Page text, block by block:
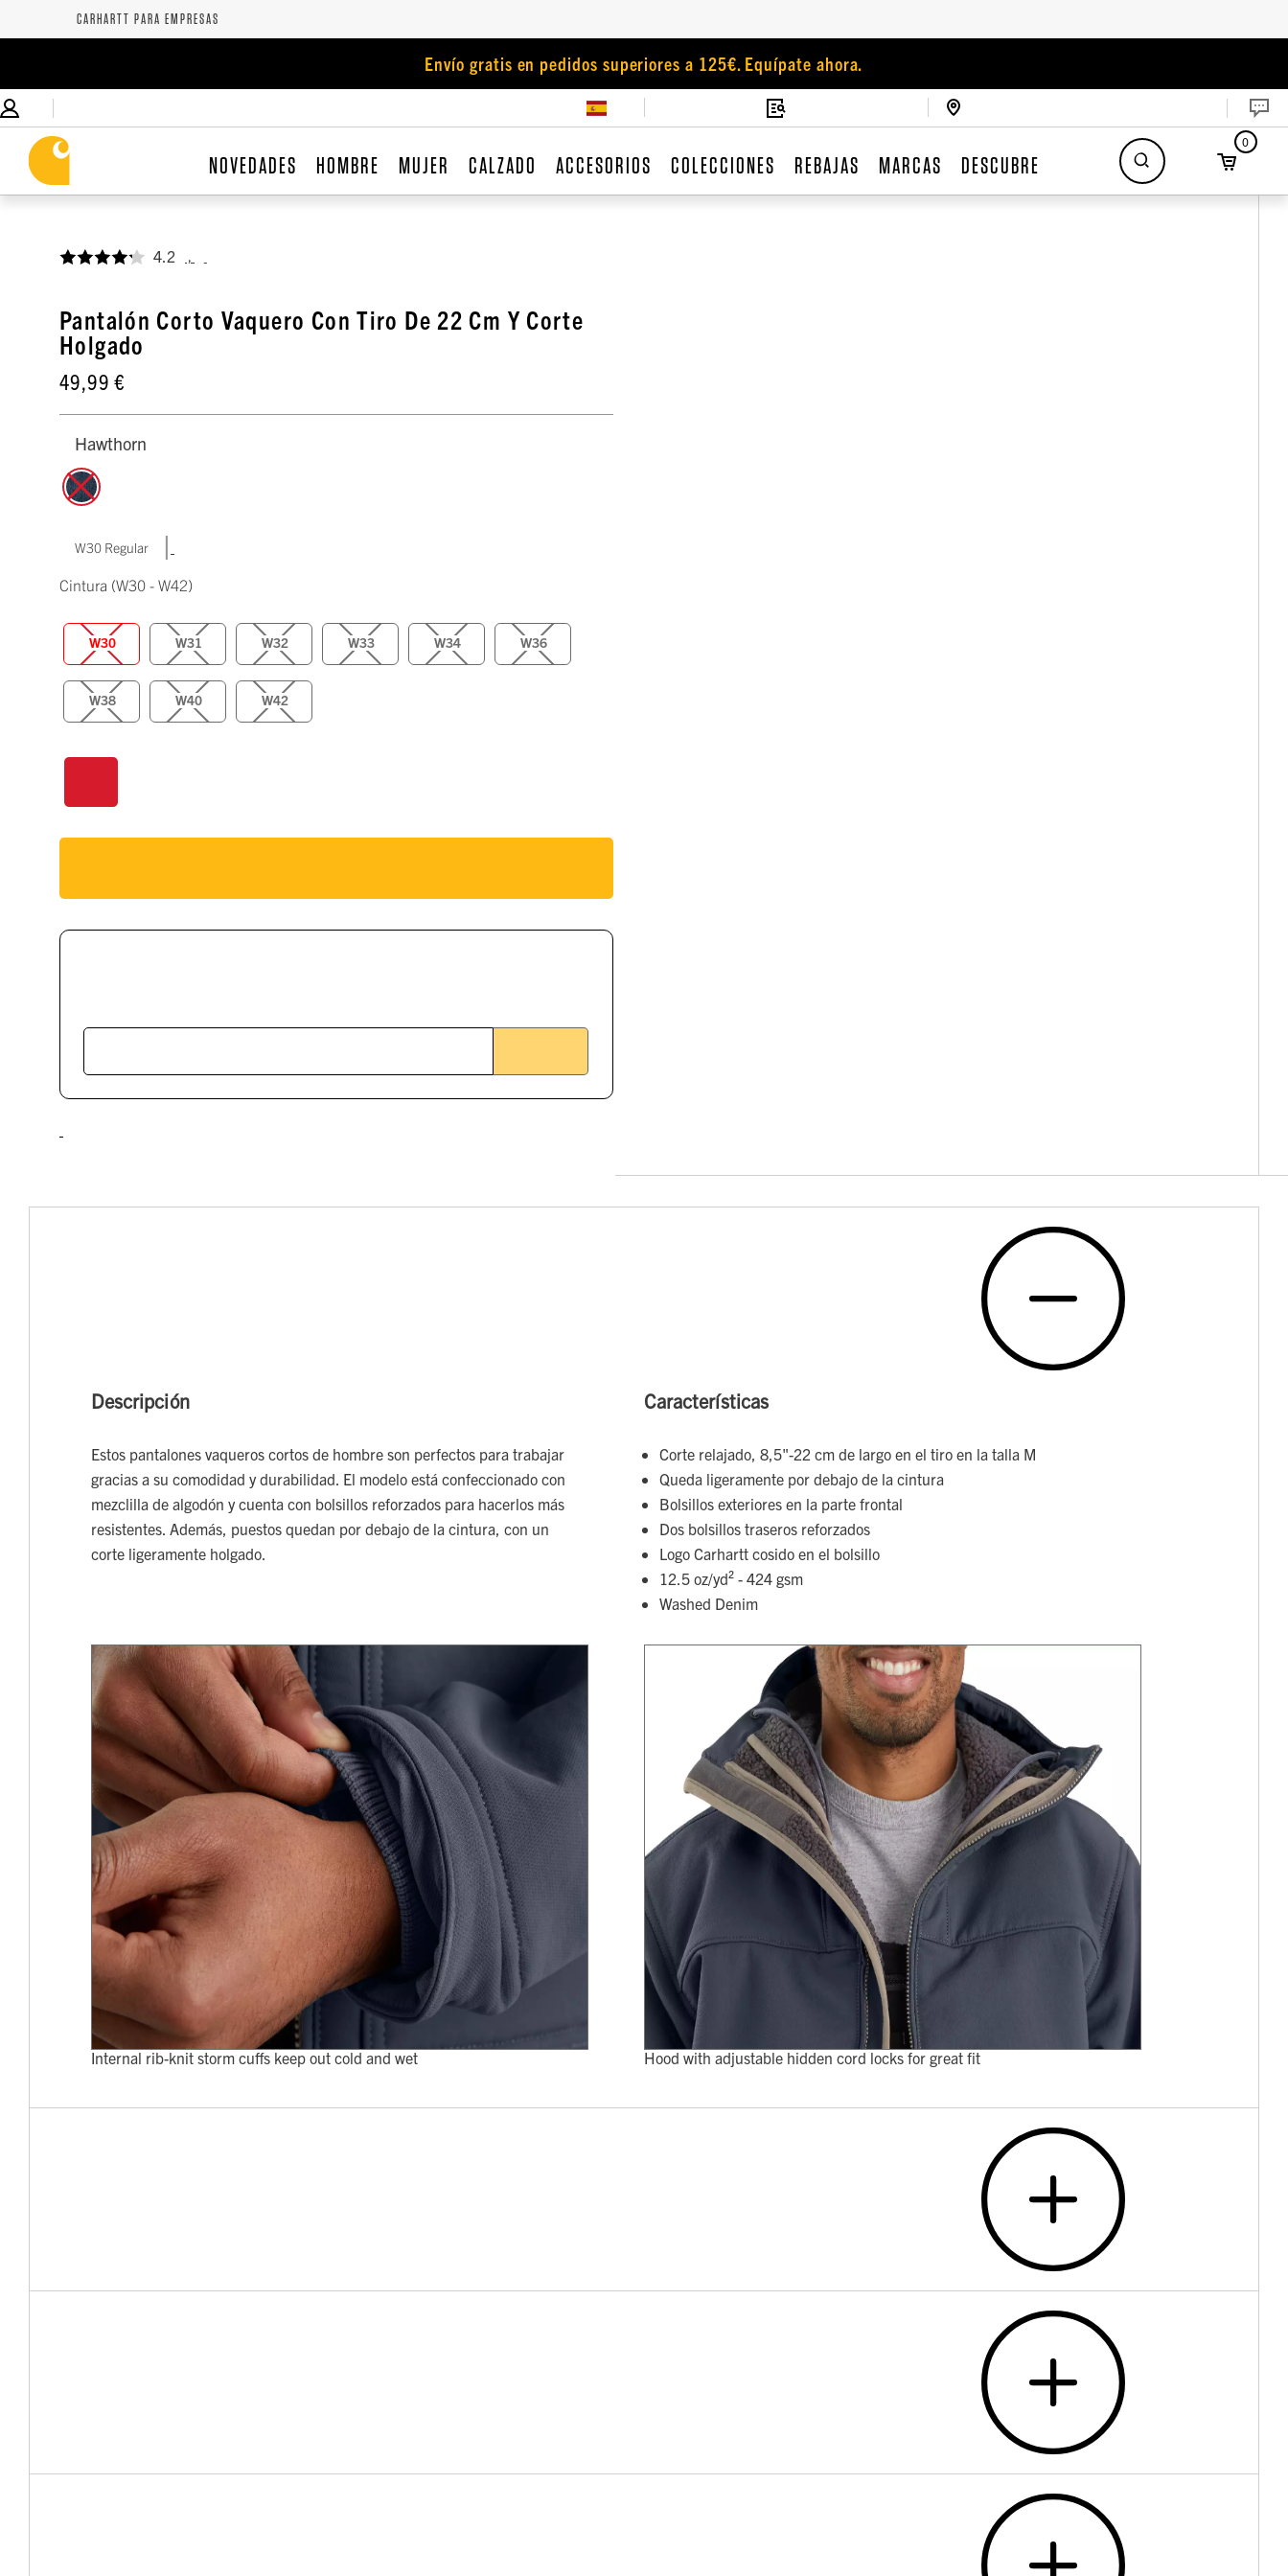
CARHARTT PARA EMPRESAS
Envío gratis en pedidos superiores a 125€. Equípate ahora.
NOVEDADES HOMBRE MUJER CALZADO ACCESORIOS COLECCIONES REBAJAS MARCAS DESCUBRE
0
4.2
Pantalón Corto Vaquero Con Tiro De 22 Cm Y Corte
Holgado
49,99 €
Hawthorn
W30 Regular |
Cintura (W30 - W42)
W30 W31 W32 W33 W34 W36
W38 W40 W42
Descripción
Estos pantalones vaqueros cortos de hombre son perfectos para trabajar
gracias a su comodidad y durabilidad. El modelo está confeccionado con
mezclilla de algodón y cuenta con bolsillos reforzados para hacerlos más
resistentes. Además, puestos quedan por debajo de la cintura, con un
corte ligeramente holgado.
Características
Corte relajado, 8,5"-22 cm de largo en el tiro en la talla M
Queda ligeramente por debajo de la cintura
Bolsillos exteriores en la parte frontal
Dos bolsillos traseros reforzados
Logo Carhartt cosido en el bolsillo
12.5 oz/yd² - 424 gsm
Washed Denim
Internal rib-knit storm cuffs keep out cold and wet Hood with adjustable hidden cord locks for great fit